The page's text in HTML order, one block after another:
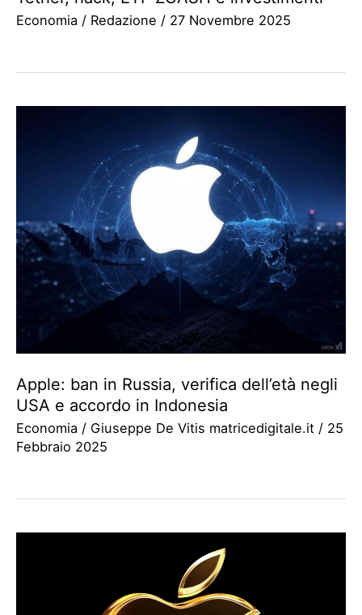
Economia / Redazione / 27 Novembre 2025
Apple: ban in Russia, verifica dell’età negli
USA e accordo in Indonesia
Economia / Giuseppe De Vitis matricedigitale.it / 25
Febbraio 2025